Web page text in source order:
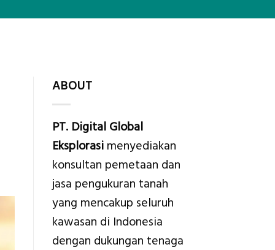
ABOUT
PT. Digital Global
Eksplorasimenyediakan
konsultan pemetaan dan
jasa pengukuran tanah
yang mencakup seluruh
kawasan di Indonesia
dengan dukungan tenaga